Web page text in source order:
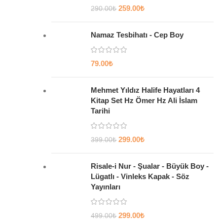
290.00₺ 259.00₺
Namaz Tesbihatı - Cep Boy
79.00₺
Mehmet Yıldız Halife Hayatları 4
Kitap Set Hz Ömer Hz Ali İslam
Tarihi
399.00₺ 299.00₺
Risale-i Nur - Şualar - Büyük Boy -
Lügatlı - Vinleks Kapak - Söz
Yayınları
499.00₺ 299.00₺